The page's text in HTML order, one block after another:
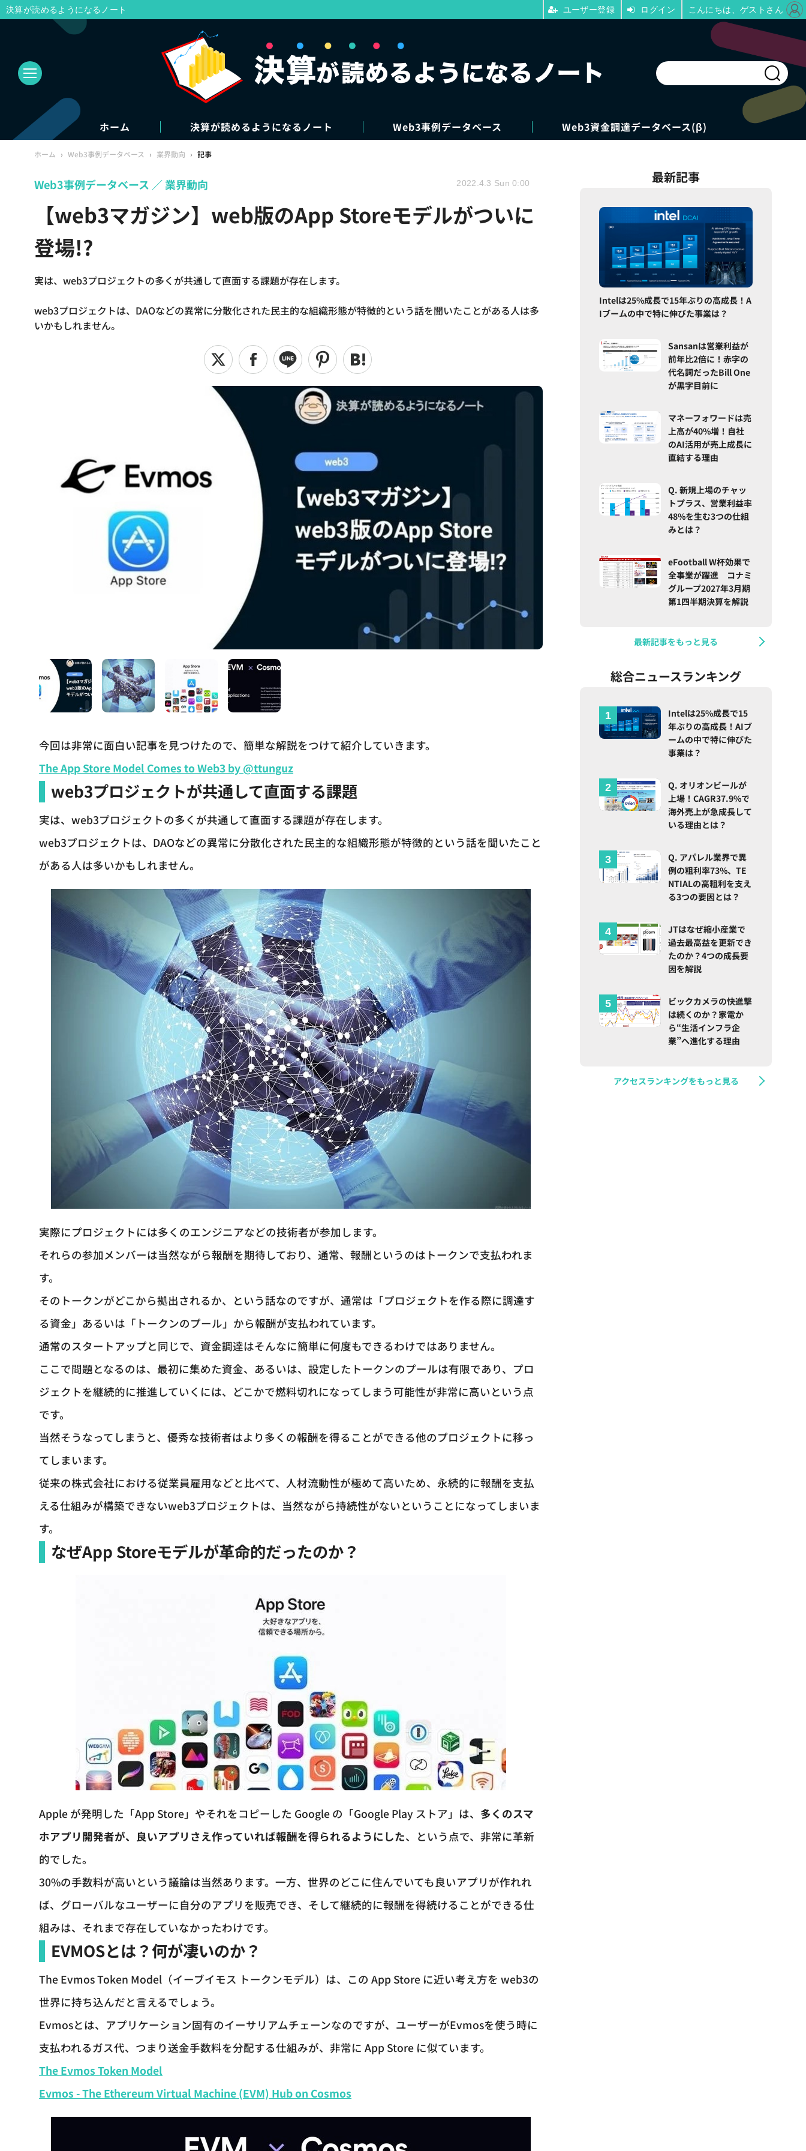
ホーム 決算が読めるようになるノート Web3事例データベース Web3資金調達データベース(β)
ホーム › Web3事例データベース › 業界動向 › 記事
【web3マガジン】web版のApp Storeモデルがついに
登場!?
実は、web3プロジェクトの多くが共通して直面する課題が存在します。
web3プロジェクトは、DAOなどの異常に分散化された民主的な組織形態が特徴的という話を聞いたことがある人は多
いかもしれません。
Web3事例データベース 業界動向 2022.4.3 Sun 0:00
今回は非常に面白い記事を見つけたので、簡単な解説をつけて紹介していきます。
The App Store Model Comes to Web3 by @ttunguz
web3プロジェクトが共通して直面する課題
実は、web3プロジェクトの多くが共通して直面する課題が存在します。
web3プロジェクトは、DAOなどの異常に分散化された民主的な組織形態が特徴的という話を聞いたこと
がある人は多いかもしれません。
実際にプロジェクトには多くのエンジニアなどの技術者が参加します。
それらの参加メンバーは当然ながら報酬を期待しており、通常、報酬というのはトークンで支払われま
す。
そのトークンがどこから拠出されるか、という話なのですが、通常は「プロジェクトを作る際に調達す
る資金」あるいは「トークンのプール」から報酬が支払われています。
通常のスタートアップと同じで、資金調達はそんなに簡単に何度もできるわけではありません。
ここで問題となるのは、最初に集めた資金、あるいは、設定したトークンのプールは有限であり、プロ
ジェクトを継続的に推進していくには、どこかで燃料切れになってしまう可能性が非常に高いという点
です。
当然そうなってしまうと、優秀な技術者はより多くの報酬を得ることができる他のプロジェクトに移っ
てしまいます。
従来の株式会社における従業員雇用などと比べて、人材流動性が極めて高いため、永続的に報酬を支払
える仕組みが構築できないweb3プロジェクトは、当然ながら持続性がないということになってしまいま
す。
なぜApp Storeモデルが革命的だったのか？
Apple が発明した「App Store」やそれをコピーした Google の「Google Play ストア」は、 多くのスマ
ホアプリ開発者が、良いアプリさえ作っていれば報酬を得られるようにした、という点で、非常に革新
的でした。
30%の手数料が高いという議論は当然あります。一方、世界のどこに住んでいても良いアプリが作れれ
ば、グローバルなユーザーに自分のアプリを販売でき、そして継続的に報酬を得続けることができる仕
組みは、それまで存在していなかったわけです。
EVMOSとは？何が凄いのか？
The Evmos Token Model（イーブイモス トークンモデル）は、この App Store に近い考え方を web3の
世界に持ち込んだと言えるでしょう。
Evmosとは、アプリケーション固有のイーサリアムチェーンなのですが、ユーザーがEvmosを使う時に
支払われるガス代、つまり送金手数料を分配する仕組みが、非常に App Store に似ています。
The Evmos Token Model
Evmos - The Ethereum Virtual Machine (EVM) Hub on Cosmos
最新記事
Intelは25%成長で15年ぶりの高成長！A
Iブームの中で特に伸びた事業は？
Sansanは営業利益が
前年比2倍に！赤字の
代名詞だったBill One
が黒字目前に
マネーフォワードは売
上高が40%増！自社
のAI活用が売上成長に
直結する理由
Q. 新規上場のチャッ
トプラス、営業利益率
48%を生む3つの仕組
みとは？
eFootball W杯効果で
全事業が躍進 コナミ
グループ2027年3月期
第1四半期決算を解説
最新記事をもっと見る
総合ニュースランキング
Intelは25%成長で15
年ぶりの高成長！AIブ
ームの中で特に伸びた
事業は？
Q. オリオンビールが
上場！CAGR37.9%で
海外売上が急成長して
いる理由とは？
Q. アパレル業界で異
例の粗利率73%、TE
NTIALの高粗利を支え
る3つの要因とは？
JTはなぜ縮小産業で
過去最高益を更新でき
たのか？4つの成長要
因を解説
ビックカメラの快進撃
は続くのか？家電か
ら“生活インフラ企
業”へ進化する理由
アクセスランキングをもっと見る
決算が読めるようになるノート ユーザー登録 ログイン こんにちは、ゲストさん